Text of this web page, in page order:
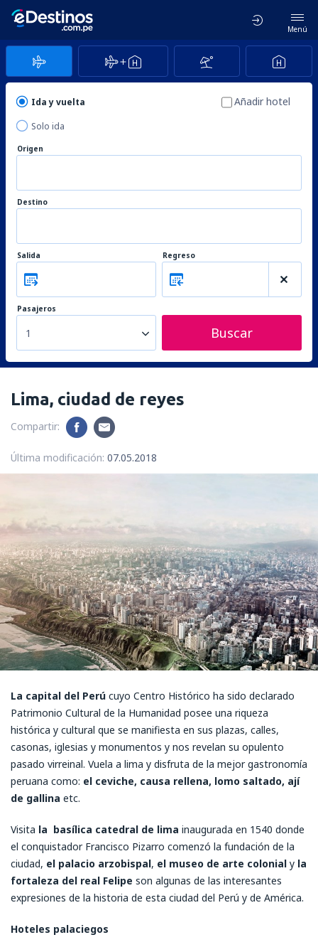
Menú
Ida y vuelta
Solo ida
Añadir hotel
Origen
Destino
Salida Regreso
Pasajeros
1 Buscar
Lima, ciudad de reyes
Compartir:
Última modificación: 07.05.2018
La capital del Perú cuyo Centro Histórico ha sido declarado
Patrimonio Cultural de la Humanidad posee una riqueza
histórica y cultural que se manifiesta en sus plazas, calles,
casonas, iglesias y monumentos y nos revelan su opulento
pasado virreinal. Vuela a lima y disfruta de la mejor gastronomía
peruana como: el ceviche, causa rellena, lomo saltado, ají
de gallina etc.
Visita la basílica catedral de lima inaugurada en 1540 donde
el conquistador Francisco Pizarro comenzó la fundación de la
ciudad, el palacio arzobispal, el museo de arte colonial y la
fortaleza del real Felipe son algunas de las interesantes
expresiones de la historia de esta ciudad del Perú y de América.
Hoteles palaciegos